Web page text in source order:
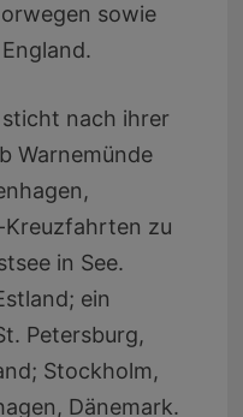
sowie
nach ihrer
Warnemünde
zu
in See.
ein
Petersburg,
Stockholm,
Dänemark.